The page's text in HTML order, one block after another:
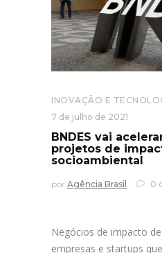
INOVAÇÃO E
7 de julho de 2021
BNDES vai
projetos de
socioambiental
por Agência Brasil 0
Negócios de impacto
empresas e startups